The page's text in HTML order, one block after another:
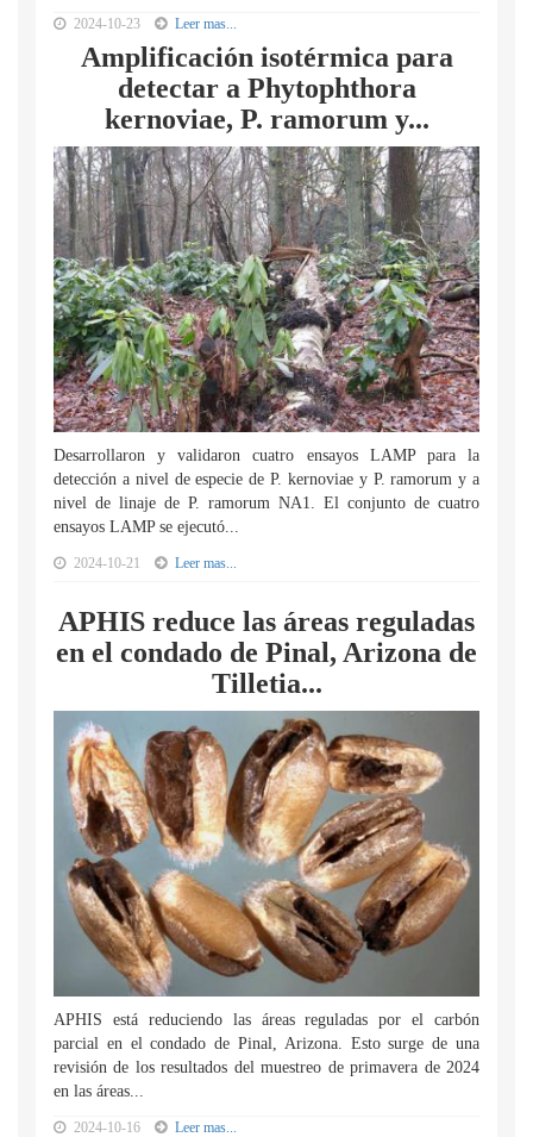
2024-10-23 Leer mas...
Amplificación isotérmica para
detectar a Phytophthora
kernoviae, P. ramorum y...
Desarrollaron y validaron cuatro ensayos LAMP para la
detección a nivel de especie de P. kernoviae y P. ramorum y a
nivel de linaje de P. ramorum NA1. El conjunto de cuatro
ensayos LAMP se ejecutó...
2024-10-21 Leer mas...
APHIS reduce las áreas reguladas
en el condado de Pinal, Arizona de
Tilletia...
APHIS está reduciendo las áreas reguladas por el carbón
parcial en el condado de Pinal, Arizona. Esto surge de una
revisión de los resultados del muestreo de primavera de 2024
en las áreas...
2024-10-16 Leer mas...